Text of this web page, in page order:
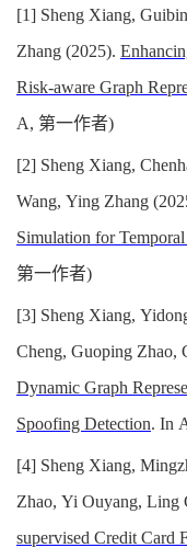
[1] Sheng Xiang,
Zhang (2025).
Risk-aware Graph
A, 第一作者)
[2] Sheng Xiang,
Wang, Ying Zhang
Simulation for
第一作者)
[3] Sheng Xiang,
Cheng, Guoping Zhao,
Dynamic Graph
Spoofing Detection. In
[4] Sheng Xiang,
Zhao, Yi Ouyang, Ling
supervised Credit Card